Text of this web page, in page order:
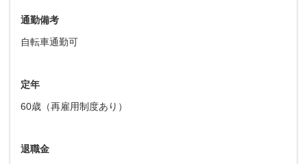
通勤備考
自転車通勤可
定年
60歳（再雇用制度あり）
退職金